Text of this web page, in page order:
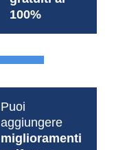
100%
Puoi
aggiungere
miglioramenti